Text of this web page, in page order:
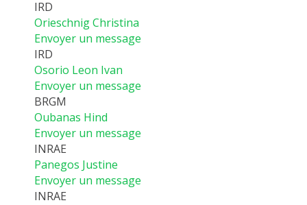
IRD
Orieschnig Christina
Envoyer un message
IRD
Osorio Leon Ivan
Envoyer un message
BRGM
Oubanas Hind
Envoyer un message
INRAE
Panegos Justine
Envoyer un message
INRAE